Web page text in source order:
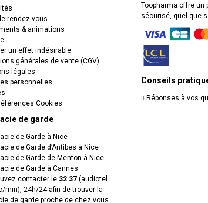
rendez-vous
& animations
un effet indésirable
générales de vente (CGV)
légales
personnelles
Cookies
de garde
de Garde à Nice
de Garde d’Antibes à Nice
de Garde de Menton à Nice
de Garde à Cannes
contacter le 32 37 (audiotel
min), 24h/24 afin de trouver la
de garde proche de chez vous
Toopharma offre
sécurisé, quel que
Conseils
Réponses à vos